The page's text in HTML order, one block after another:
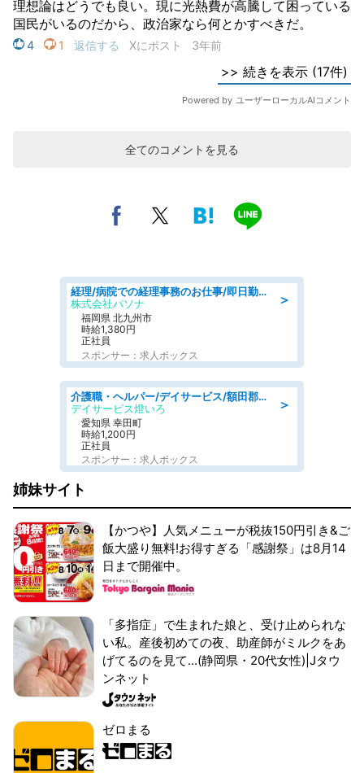
全てのコメントを見る
＞
経理/病院での経理事務のお仕事/即日勤務可/車通勤可/経理/一般事務
株式会社パソナ
福岡県 北九州市
時給1,380円
正社員
スポンサー：求人ボックス
＞
介護職・ヘルパー/デイサービス/額田郡幸田町/JR東海道本線 幸田/愛知県
デイサービス燈いろ
愛知県 幸田町
時給1,200円
正社員
スポンサー：求人ボックス
姉妹サイト
【かつや】人気メニューが税抜150円引き&ご
飯大盛り無料!お得すぎる「感謝祭」は8月14
日まで開催中。
「多指症」で生まれた娘と、受け止められな
い私。産後初めての夜、助産師がミルクをあ
げてるのを見て...(静岡県・20代女性)|Jタウ
ンネット
ゼロまる